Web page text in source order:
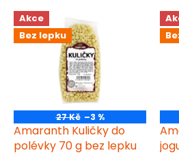
p
o
ů
V
p
o
d
Akce
Bez lepku
27 Kč –3 %
Amaranth Kuličky do
polévky 70 g bez lepku